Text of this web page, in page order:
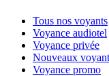
Tous nos voyants
Voyance audiotel
Voyance privée
Nouveaux
Voyance promo